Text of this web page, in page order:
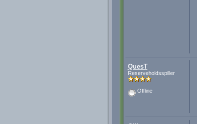
QuesT
Reserveholdsspiller
Offline